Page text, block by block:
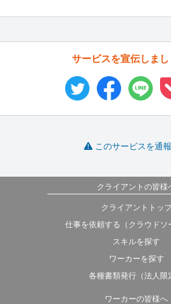
サービスを宣伝しまし
このサービスを通
クライアントの皆様
クライアントトッ
仕事を依頼する（クラウドソ
スキルを探す
ワーカーを探す
各種書類発行（法人限
ワーカーの皆様へ